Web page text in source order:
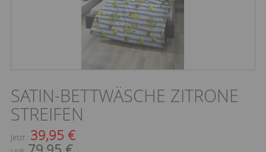
SATIN-BETTWÄSCHE ZITRONE
STREIFEN
Jetzt : 39,95 €